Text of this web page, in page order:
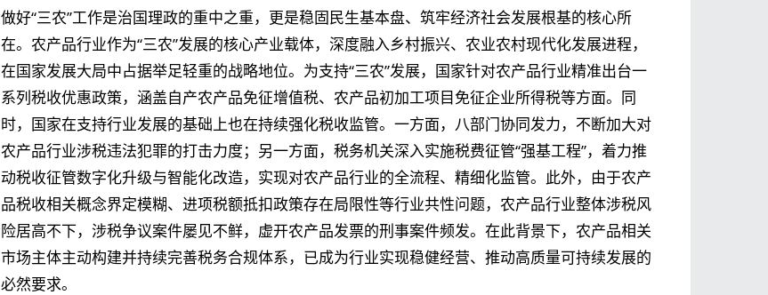
做好“三农”工作是治国理政的重中之重，更是稳固民生基本盘、筑牢经济社会发展根基的核心所
在。农产品行业作为“三农”发展的核心产业载体，深度融入乡村振兴、农业农村现代化发展进程，
在国家发展大局中占据举足轻重的战略地位。为支持“三农”发展，国家针对农产品行业精准出台一
系列税收优惠政策，涵盖自产农产品免征增值税、农产品初加工项目免征企业所得税等方面。同
时，国家在支持行业发展的基础上也在持续强化税收监管。一方面，八部门协同发力，不断加大对
农产品行业涉税违法犯罪的打击力度；另一方面，税务机关深入实施税费征管“强基工程”，着力推
动税收征管数字化升级与智能化改造，实现对农产品行业的全流程、精细化监管。此外，由于农产
品税收相关概念界定模糊、进项税额抵扣政策存在局限性等行业共性问题，农产品行业整体涉税风
险居高不下，涉税争议案件屡见不鲜，虚开农产品发票的刑事案件频发。在此背景下，农产品相关
市场主体主动构建并持续完善税务合规体系，已成为行业实现稳健经营、推动高质量可持续发展的
必然要求。